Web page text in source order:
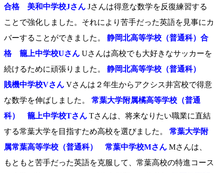
合格 美和中学校Jさん Jさんは得意な数学を反復練習する
ことで強化しました。それにより苦手だった英語を見事にカ
バーすることができました。 静岡北高等学校（普通科）合
格 籠上中学校Uさん Uさんは高校でも大好きなサッカーを
続けるために頑張りました。 静岡北高等学校（普通科）
賎機中学校Vさん Vさんは２年生からアクシス井宮校で得意
な数学を伸ばしました。 常葉大学附属橘高等学校（普通
科） 籠上中学校Tさん Tさんは、将来なりたい職業に直結
する常葉大学を目指すため高校を選びました。 常葉大学附
属常葉高等学校（普通科） 常葉中学校Mさん Mさんは、
もともと苦手だった英語を克服して、常葉高校の特進コース